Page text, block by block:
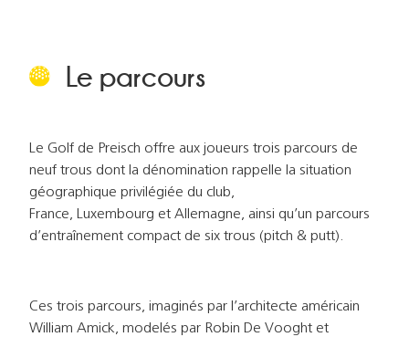
Le parcours
Le Golf de Preisch offre aux joueurs trois parcours de
neuf trous dont la dénomination rappelle la situation
géographique privilégiée du club,
France, Luxembourg et Allemagne, ainsi qu’un parcours
d’entraînement compact de six trous (pitch & putt).
Ces trois parcours, imaginés par l’architecte américain
William Amick, modelés par Robin De Vooght et